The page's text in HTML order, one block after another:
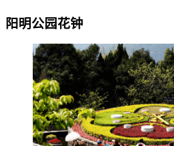
阳明公园花钟